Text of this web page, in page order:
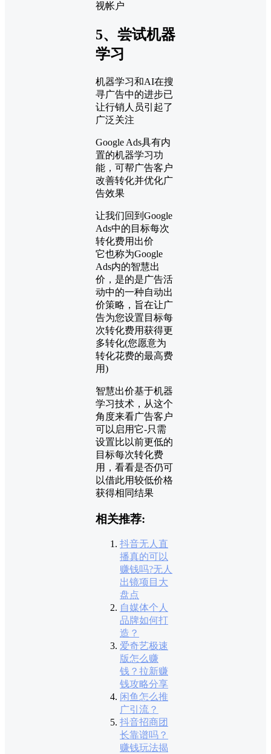
视帐户
5、尝试机器
学习
机器学习和AI在搜
寻广告中的进步已
让行销人员引起了
广泛关注
Google Ads具有内
置的机器学习功
能，可帮广告客户
改善转化并优化广
告效果
让我们回到Google
Ads中的目标每次
转化费用出价
它也称为Google
Ads内的智慧出
价，是的是广告活
动中的一种自动出
价策略，旨在让广
告为您设置目标每
次转化费用获得更
多转化(您愿意为
转化花费的最高费
用)
智慧出价基于机器
学习技术，从这个
角度来看广告客户
可以启用它-只需
设置比以前更低的
目标每次转化费
用，看看是否仍可
以借此用较低价格
获得相同结果
相关推荐:
抖音无人直
播真的可以
赚钱吗?无人
出镜项目大
盘点
自媒体个人
品牌如何打
造？
爱奇艺极速
版怎么赚
钱？拉新赚
钱攻略分享
闲鱼怎么推
广引流？
抖音招商团
长靠谱吗？
赚钱玩法揭